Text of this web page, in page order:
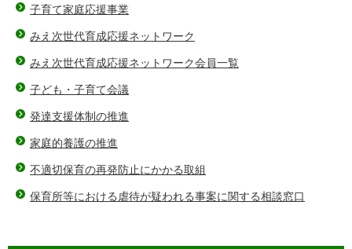
子育て家庭応援事業
みえ次世代育成応援ネットワーク
みえ次世代育成応援ネットワーク会員一覧
子ども・子育て会議
発達支援体制の推進
家庭的養護の推進
不適切保育の再発防止にかかる取組
保育所等における虐待が疑われる事案に関する相談窓口